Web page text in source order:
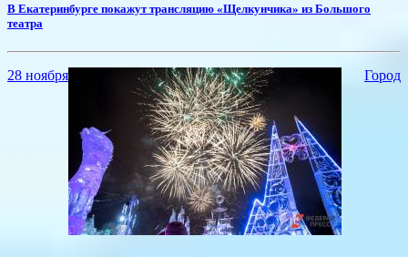
В Екатеринбурге покажут трансляцию «Щелкунчика» из Большого
театра
28 ноября Город